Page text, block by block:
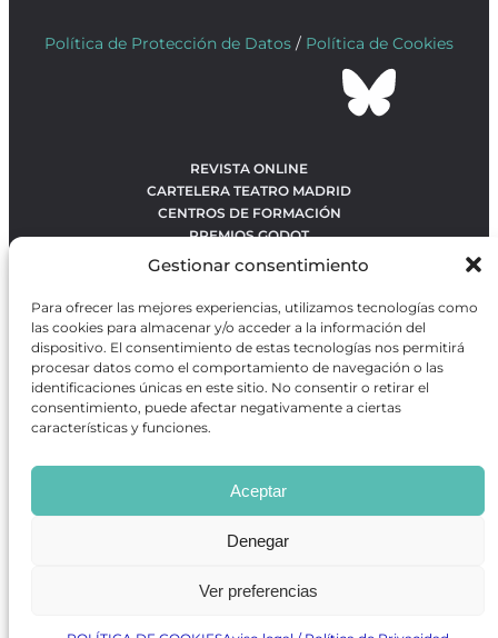
Gestionar consentimiento
Para ofrecer las mejores experiencias, utilizamos tecnologías como
las cookies para almacenar y/o acceder a la información del
dispositivo. El consentimiento de estas tecnologías nos permitirá
procesar datos como el comportamiento de navegación o las
identificaciones únicas en este sitio. No consentir o retirar el
consentimiento, puede afectar negativamente a ciertas
características y funciones.
Aceptar
Denegar
Ver preferencias
Política de Protección de Datos / Política de Cookies
REVISTA ONLINE
CARTELERA TEATRO MADRID
CENTROS DE FORMACIÓN
PREMIOS GODOT
CONTACTO
OBRAS MÁS VOTADAS
RANKING MEJORES OBRAS
BÚSQUEDA AVANZADA DE OBRAS
Revista GODOTes una revista independiente especializada
en información sobre artes escénicas de Madrid, gratuita y
que se distribuye en espacios escénicos, además de otros
puntos de interés turístico y de ocio de la capital.